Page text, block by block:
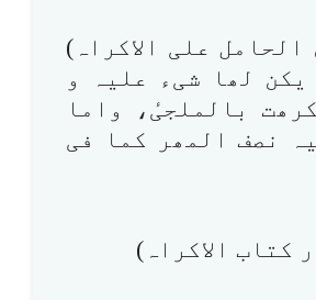
الحامل علی الاکراہ)
یکن لھا شیء علیہ و
بالملجیٔ، واما
نصف المھر کما فی
کتاب الاکراہ)